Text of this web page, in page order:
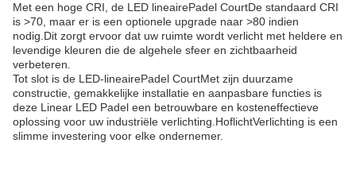
Met een hoge CRI, de LED lineairePadel CourtDe standaard CRI
is >70, maar er is een optionele upgrade naar >80 indien
nodig.Dit zorgt ervoor dat uw ruimte wordt verlicht met heldere en
levendige kleuren die de algehele sfeer en zichtbaarheid
verbeteren.
Tot slot is de LED-lineairePadel CourtMet zijn duurzame
constructie, gemakkelijke installatie en aanpasbare functies is
deze Linear LED Padel een betrouwbare en kosteneffectieve
oplossing voor uw industriële verlichting. HoflichtVerlichting is een
slimme investering voor elke ondernemer.